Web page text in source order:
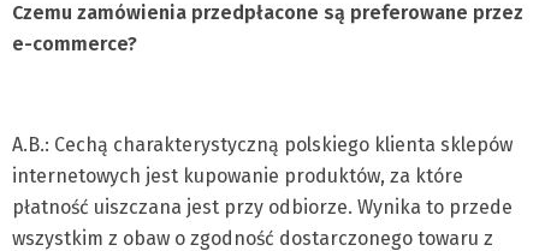
Czemu zamówienia przedpłacone są preferowane przez
e-commerce?
A.B.: Cechą charakterystyczną polskiego klienta sklepów
internetowych jest kupowanie produktów, za które
płatność uiszczana jest przy odbiorze. Wynika to przede
wszystkim z obaw o zgodność dostarczonego towaru z